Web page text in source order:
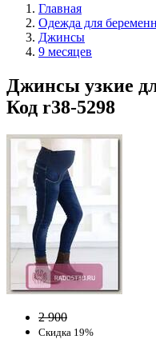
Главная
Одежда для
Джинсы
9 месяцев
Джинсы узкие
Код r38-5298
2 900
Скидка 19%